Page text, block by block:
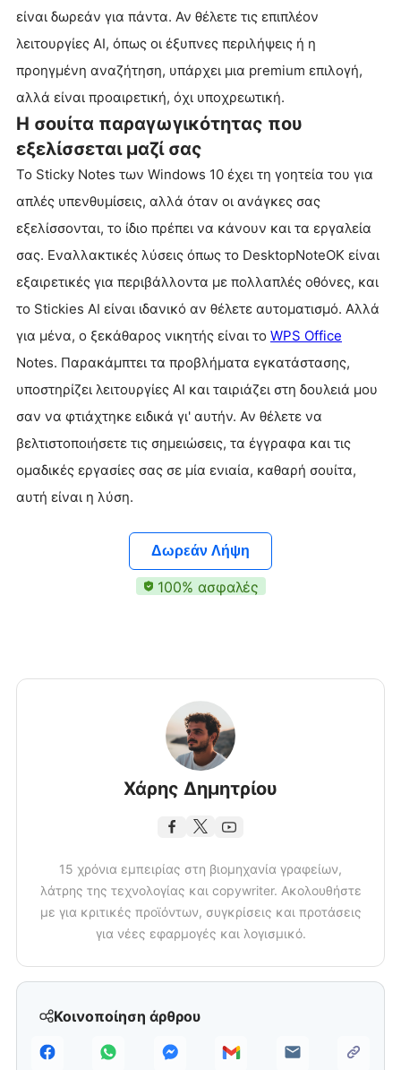
Κοινοποίηση άρθρου
είναι δωρεάν για πάντα. Αν θέλετε τις επιπλέον
λειτουργίες AI, όπως οι έξυπνες περιλήψεις ή η
προηγμένη αναζήτηση, υπάρχει μια premium επιλογή,
αλλά είναι προαιρετική, όχι υποχρεωτική.
Η σουίτα παραγωγικότητας που
εξελίσσεται μαζί σας
Το Sticky Notes των Windows 10 έχει τη γοητεία του για
απλές υπενθυμίσεις, αλλά όταν οι ανάγκες σας
εξελίσσονται, το ίδιο πρέπει να κάνουν και τα εργαλεία
σας. Εναλλακτικές λύσεις όπως το DesktopNoteOK είναι
εξαιρετικές για περιβάλλοντα με πολλαπλές οθόνες, και
το Stickies AI είναι ιδανικό αν θέλετε αυτοματισμό. Αλλά
για μένα, ο ξεκάθαρος νικητής είναι το WPS Office
Notes. Παρακάμπτει τα προβλήματα εγκατάστασης,
υποστηρίζει λειτουργίες AI και ταιριάζει στη δουλειά μου
σαν να φτιάχτηκε ειδικά γι' αυτήν. Αν θέλετε να
βελτιστοποιήσετε τις σημειώσεις, τα έγγραφα και τις
ομαδικές εργασίες σας σε μία ενιαία, καθαρή σουίτα,
αυτή είναι η λύση.
Δωρεάν Λήψη
100% ασφαλές
Χάρης Δημητρίου
15 χρόνια εμπειρίας στη βιομηχανία γραφείων,
λάτρης της τεχνολογίας και copywriter. Ακολουθήστε
με για κριτικές προϊόντων, συγκρίσεις και προτάσεις
για νέες εφαρμογές και λογισμικό.